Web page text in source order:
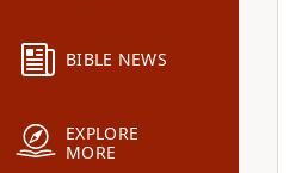
BIBLE NEWS
EXPLORE
MORE